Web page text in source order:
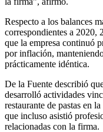
Respecto a los balances
correspondientes a
que la empresa continuó
por inflación,
prácticamente idéntica.
De la Fuente describió
desarrolló actividades
restaurante de pastas en
que incluso asistió
relacionadas con la firma.